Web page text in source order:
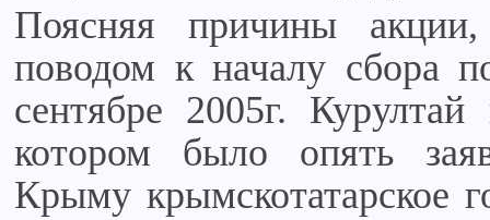
Поясняя причины
поводом к началу сбора
сентябре 2005г.
котором было опять
Крыму крымскотатарское